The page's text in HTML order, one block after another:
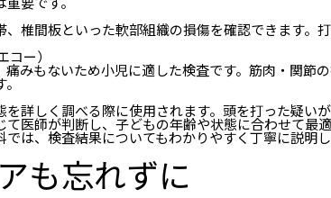
、椎間板といった軟部組織の損傷を確認できます。
ー）
痛みもないため小児に適した検査です。筋肉・関節
を詳しく調べる際に使用されます。頭を打った疑い
医師が判断し、子どもの年齢や状態に合わせて最
では、検査結果についてもわかりやすく丁寧に説明
も忘れずに